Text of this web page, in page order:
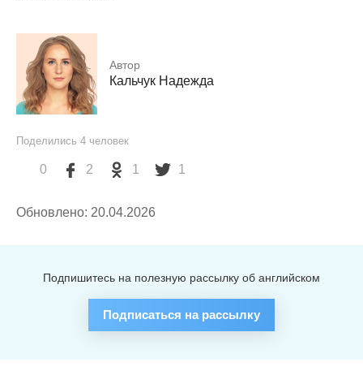
Автор
Кальчук Надежда
Поделились 4 человек
0 2 1 1
Обновлено: 20.04.2026
Подпишитесь на полезную рассылку об английском
Подписаться на рассылку